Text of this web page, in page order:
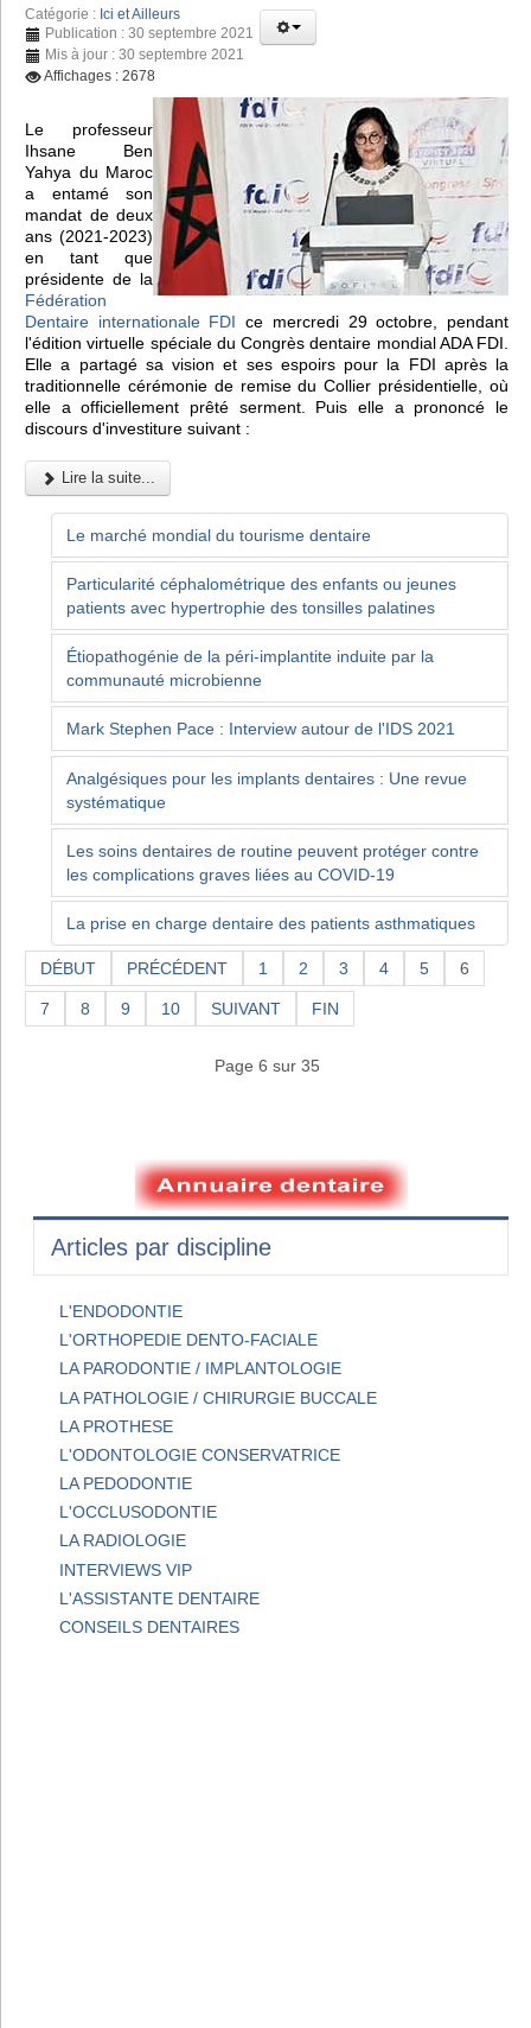
Catégorie : Ici et Ailleurs
Publication : 30 septembre 2021
Mis à jour : 30 septembre 2021
Affichages : 2678
Le professeur
Ihsane Ben
Yahya du Maroc
a entamé son
mandat de deux
ans (2021-2023)
en tant que
présidente de la
Fédération
Dentaire internationale FDI ce mercredi 29 octobre, pendant
l'édition virtuelle spéciale du Congrès dentaire mondial ADA FDI.
Elle a partagé sa vision et ses espoirs pour la FDI après la
traditionnelle cérémonie de remise du Collier présidentielle, où
elle a officiellement prêté serment. Puis elle a prononcé le
discours d'investiture suivant :
Lire la suite...
Le marché mondial du tourisme dentaire
Particularité céphalométrique des enfants ou jeunes
patients avec hypertrophie des tonsilles palatines
Étiopathogénie de la péri-implantite induite par la
communauté microbienne
Mark Stephen Pace : Interview autour de l'IDS 2021
Analgésiques pour les implants dentaires : Une revue
systématique
Les soins dentaires de routine peuvent protéger contre
les complications graves liées au COVID-19
La prise en charge dentaire des patients asthmatiques
DÉBUT PRÉCÉDENT 1 2 3 4 5 6
7 8 9 10 SUIVANT FIN
Page 6 sur 35
Articles par discipline
L'ENDODONTIE
L'ORTHOPEDIE DENTO-FACIALE
LA PARODONTIE / IMPLANTOLOGIE
LA PATHOLOGIE / CHIRURGIE BUCCALE
LA PROTHESE
L'ODONTOLOGIE CONSERVATRICE
LA PEDODONTIE
L'OCCLUSODONTIE
LA RADIOLOGIE
INTERVIEWS VIP
L'ASSISTANTE DENTAIRE
CONSEILS DENTAIRES